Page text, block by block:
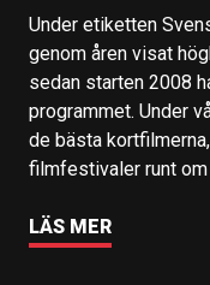
Under etiketten
genom åren visat
sedan starten 2008
programmet. Under
de bästa
filmfestivaler runt om
LÄS MER